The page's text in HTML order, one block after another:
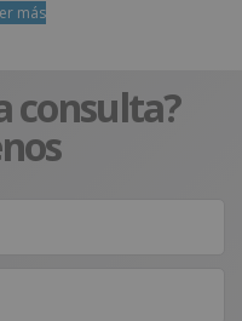
más
consulta?